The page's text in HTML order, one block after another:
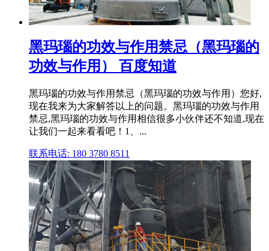
黑玛瑙的功效与作用禁忌（黑玛瑙的
功效与作用） 百度知道
黑玛瑙的功效与作用禁忌（黑玛瑙的功效与作用）您好,
现在我来为大家解答以上的问题。黑玛瑙的功效与作用
禁忌,黑玛瑙的功效与作用相信很多小伙伴还不知道,现在
让我们一起来看看吧！1、...
联系电话: 180 3780 8511